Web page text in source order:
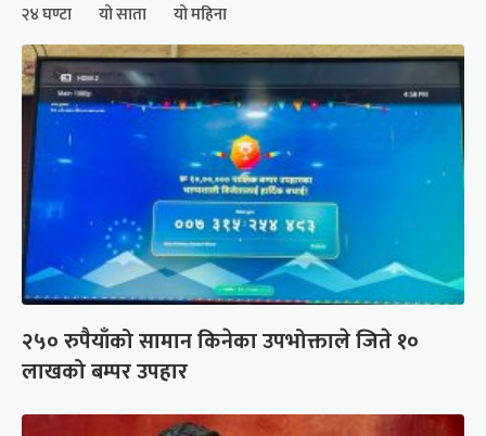
२४ घण्टा यो साता यो महिना
२५० रुपैयाँको सामान किनेका उपभोक्ताले जिते १०
लाखको बम्पर उपहार